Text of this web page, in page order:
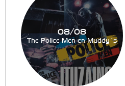
08/08
The Police Men en Muddy´s